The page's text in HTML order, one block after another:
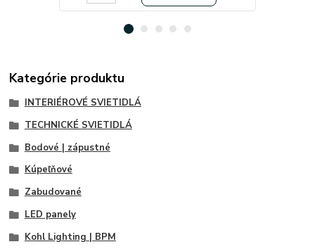
Kategórie produktu
INTERIÉROVÉ SVIETIDLÁ
TECHNICKÉ SVIETIDLÁ
Bodové | zápustné
Kúpeľňové
Zabudované
LED panely
Kohl Lighting | BPM